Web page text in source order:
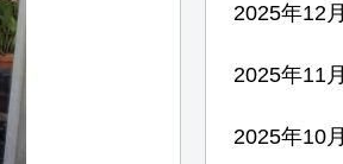
2025年12月
2025年11月
2025年10月